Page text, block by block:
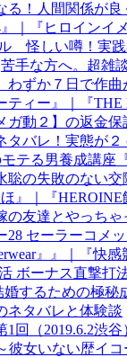
る！人間関係が
｜『ヒロインイ
怪しい噂！実践
手な方へ。超雑
わずか７日で作
ティー』｜『
動２】の返金保
バレ！実態が２
モテる男養成講
の失敗のない交
』｜『
の友達とやっち
28 セーラーコメ
』』｜『快
ボーナス直撃打
婚するための極
ネタバレと体験談
回（2019.6.2渋
彼女いない歴イ